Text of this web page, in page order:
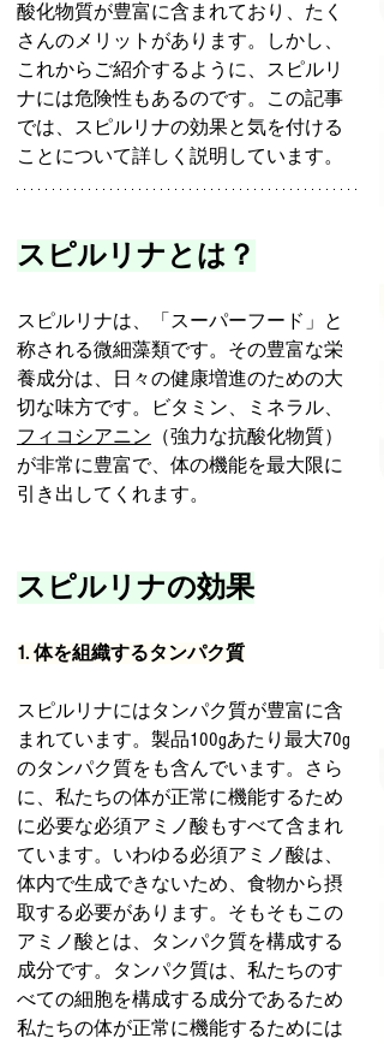
酸化物質が豊富に含まれており、たく
さんのメリットがあります。しかし、
これからご紹介するように、スピルリ
ナには危険性もあるのです。この記事
では、スピルリナの効果と気を付ける
ことについて詳しく説明しています。
スピルリナとは？
スピルリナは、「スーパーフード」と
称される微細藻類です。その豊富な栄
養成分は、日々の健康増進のための大
切な味方です。ビタミン、ミネラル、
フィコシアニン （強力な抗酸化物質）
が非常に豊富で、体の機能を最大限に
引き出してくれます。
スピルリナの効果
1. 体を組織するタンパク質
スピルリナにはタンパク質が豊富に含
まれています。製品100gあたり最大70g
のタンパク質をも含んでいます。さら
に、私たちの体が正常に機能するため
に必要な必須アミノ酸もすべて含まれ
ています。いわゆる必須アミノ酸は、
体内で生成できないため、食物から摂
取する必要があります。そもそもこの
アミノ酸とは、タンパク質を構成する
成分です。タンパク質は、私たちのす
べての細胞を構成する成分であるため
私たちの体が正常に機能するためには